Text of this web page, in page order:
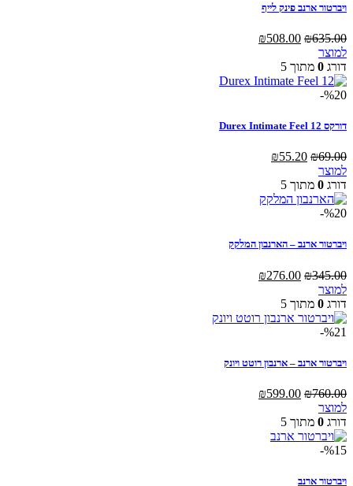
ויברטור ארנב פינק לייף
₪635.00
המחיר
היה:
₪635.00.
₪508.00
₪508.00.
למוצר
דורג 0 מתוך 5
%20-
דורקס Durex Intimate Feel 12
₪69.00
המחיר
היה:
₪69.00.
₪55.20
₪55.20.
למוצר
דורג 0 מתוך 5
%20-
ויברטור ארנב – הארנבון המלקק
₪345.00
המחיר
היה:
₪345.00.
₪276.00
₪276.00.
למוצר
דורג 0 מתוך 5
%21-
ויברטור ארנב – ארנבון רוטט ויונק
₪760.00
המחיר
היה:
₪760.00.
₪599.00
למוצר
דורג 0 מתוך 5
%15-
ויברטור ארנב